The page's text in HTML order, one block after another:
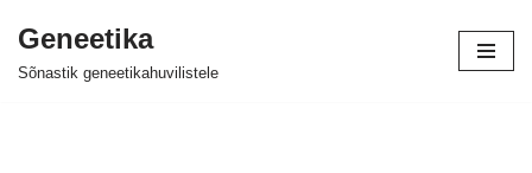
Skip
Geneetika
Sõnastik geneetikahuvilistele